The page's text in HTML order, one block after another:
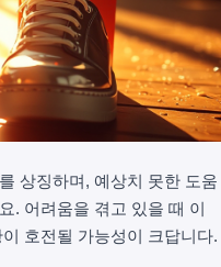
상징하며, 예상치 못한 도움
. 어려움을 겪고 있을 때 이
호전될 가능성이 크답니다.